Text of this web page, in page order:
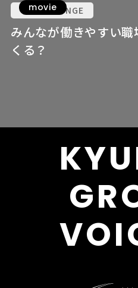
movie
VOICE LOUNGE
みんなが働きやすい
くる？